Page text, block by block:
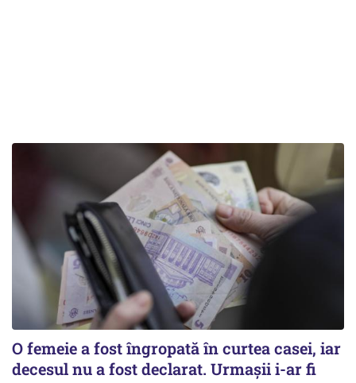
O femeie a fost îngropată în curtea casei, iar
decesul nu a fost declarat. Urmașii i-ar fi